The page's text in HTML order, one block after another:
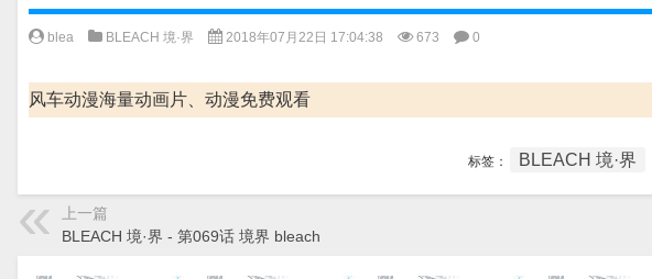
blea BLEACH 境·界 2018年07月22日 17:04:38 673 0
风车动漫海量动画片、动漫免费观看
标签： BLEACH 境·界
上一篇
BLEACH 境·界 - 第069话 境界 bleach